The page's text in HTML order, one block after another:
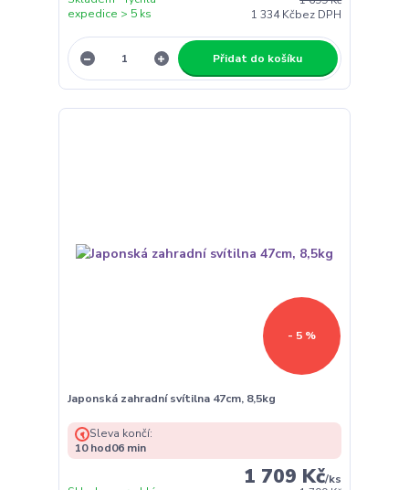
1 334 Kčbez DPH
expedice > 5 ks
Přidat do košíku
- 5 %
Japonská zahradní svítilna 47cm, 8,5kg
1 709 Kč/ks
Sleva končí:
10hod06 min